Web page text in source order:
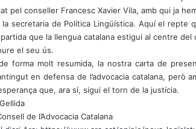
pel conseller Francesc Xavier Vila, amb qui ja
la secretaria de Política Lingüística. Aquí el repte
que la llengua catalana estigui al centre del
el seu ús.
forma molt resumida, la nostra carta de
en defensa de l’advocacia catalana, però
que, ara sí, sigui el torn de la justícia.
de l’Advocacia Catalana